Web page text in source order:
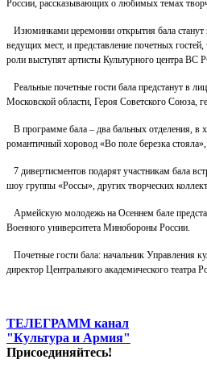
России, рассказывающих о любимых темах
Изюминками церемонии открытия бала станут
ведущих мест, и представление почетных
роли выступят артисты Культурного центра ВС
Реальные почетные гости бала предстанут в
Московской области, Героя Советского Союза,
В программе бала – два бальных отделения, в
романтичный хоровод «Во поле березка
7 дивертисментов подарят участникам бала
шоу группы «Россы», других творческих
Армейскую молодежь на Осеннем бале
Военного университета Минобороны России.
Почетные гости бала: начальник Управления
директор Центрального академического
ТЕЛЕГРАММ канал
"Культура и Армия"
Присоединяйтесь!